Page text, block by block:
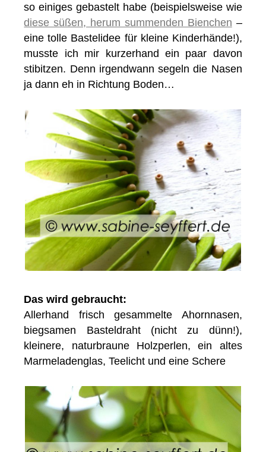
so einiges gebastelt habe (beispielsweise wie
diese süßen, herum summenden Bienchen –
eine tolle Bastelidee für kleine Kinderhände!),
musste ich mir kurzerhand ein paar davon
stibitzen. Denn irgendwann segeln die Nasen
ja dann eh in Richtung Boden…
Das wird gebraucht:
Allerhand frisch gesammelte Ahornnasen,
biegsamen Basteldraht (nicht zu dünn!),
kleinere, naturbraune Holzperlen, ein altes
Marmeladenglas, Teelicht und eine Schere